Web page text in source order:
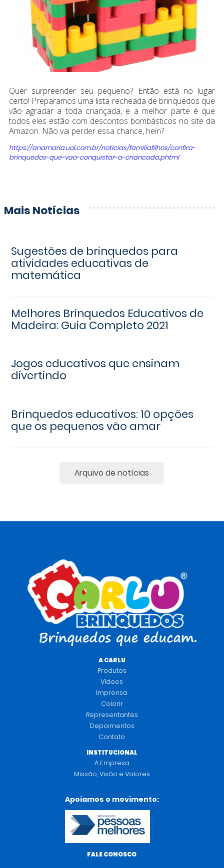
Quer surpreender seu pequeno? Então está no lugar
certo! Preparamos uma lista recheada de brinquedos que
vão agradar a toda criançada, e a melhor parte é que
todos eles estão com descontos bombásticos no site da
Amazon. Não vai perder essa chance, hein?
https://anamaria.uol.com.br/noticias/familiafilhos/confira-
brinquedos-que-vao-conquistar-a-criancada.phtml
Mais Notícias
Sugestões de brinquedos para
atividades educativas de
matemática
Melhores Brinquedos Educativos de
Madeira: Guia Completo 2021
Jogos educativos que ensinam
divertindo
Brinquedos educativos: 10 opções
que os pequenos vão amar
Arquivo de notícias
A CARLU
Produtos
Vídeos
Imprensa
Colorir
Representantes
Depoimentos
Contato
INSTITUCIONAL
A Empresa
Missão, Visão e Valores
Apoiamos o movimento:
FALE CONOSCO